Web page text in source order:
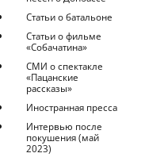
Статьи о батальоне
Статьи о фильме
«Собачатина»
СМИ о спектакле
«Пацанские
рассказы»
Иностранная пресса
Интервью после
покушения (май
2023)